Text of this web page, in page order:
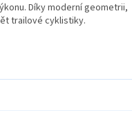
Díky moderní geometrii,
trailové cyklistiky.